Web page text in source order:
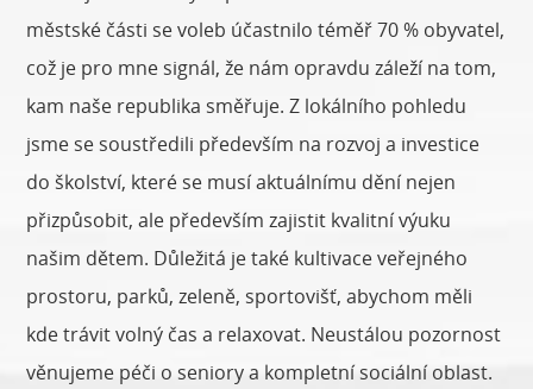
městské části se voleb účastnilo téměř 70 % obyvatel,
což je pro mne signál, že nám opravdu záleží na tom,
kam naše republika směřuje. Z lokálního pohledu
jsme se soustředili především na rozvoj a investice
do školství, které se musí aktuálnímu dění nejen
přizpůsobit, ale především zajistit kvalitní výuku
našim dětem. Důležitá je také kultivace veřejného
prostoru, parků, zeleně, sportovišť, abychom měli
kde trávit volný čas a relaxovat. Neustálou pozornost
věnujeme péči o seniory a kompletní sociální oblast.